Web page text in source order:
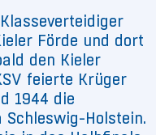
Förde und dort
den Kieler
feierte Krüger
1944 die
Holstein.